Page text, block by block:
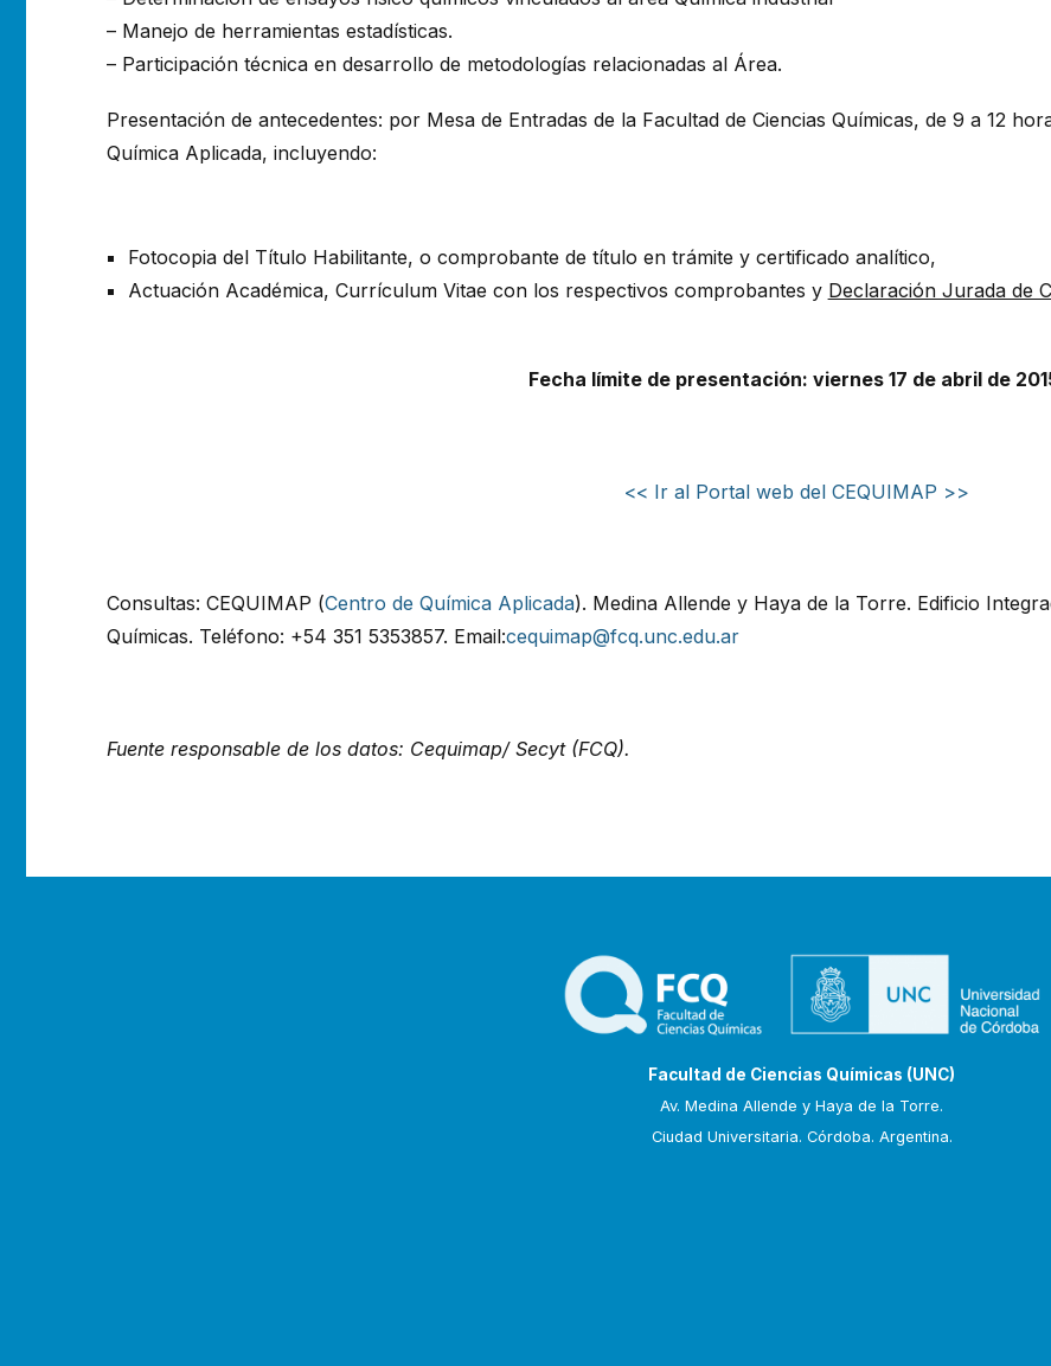
– Manejo de herramientas estadísticas.
– Participación técnica en desarrollo de metodologías relacionadas al Área.
Presentación de antecedentes: por Mesa de Entradas de la Facultad de Ciencias Químicas, de 9 a 12
Química Aplicada, incluyendo:
Fotocopia del Título Habilitante, o comprobante de título en trámite y certificado analítico,
Actuación Académica, Currículum Vitae con los respectivos comprobantes y Declaración Jurada de
Fecha límite de presentación: viernes 17 de abril de
<< Ir al Portal web del CEQUIMAP >>
Consultas: CEQUIMAP (Centro de Química Aplicada). Medina Allende y Haya de la Torre. Edificio
Químicas. Teléfono: +54 351 5353857. Email:cequimap@fcq.unc.edu.ar
Fuente responsable de los datos: Cequimap/ Secyt (FCQ).
Facultad de Ciencias Químicas (UNC)
Av. Medina Allende y Haya de la Torre.
Ciudad Universitaria. Córdoba. Argentina.